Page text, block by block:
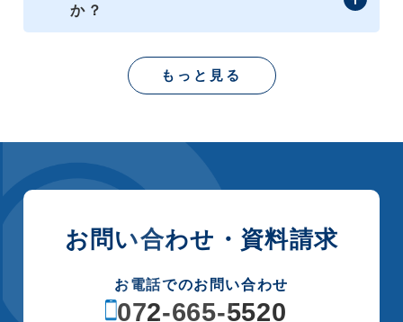
か？
もっと見る
お問い合わせ・資料請求
お電話でのお問い合わせ
072-665-5520